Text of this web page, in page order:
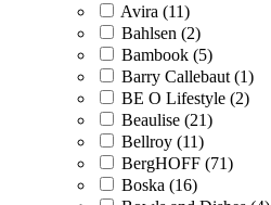
Avira (11)
Bahlsen (2)
Bambook (5)
Barry Callebaut (1)
BE O Lifestyle (2)
Beaulise (21)
Bellroy (11)
BergHOFF (71)
Boska (16)